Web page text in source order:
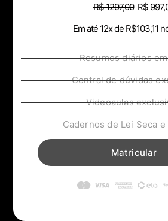
R$1297,00 R$
Em até 12x de R$103,11
Resumos diários
Central de dúvidas
Videoaulas
Cadernos de Lei Seca e
Matricular